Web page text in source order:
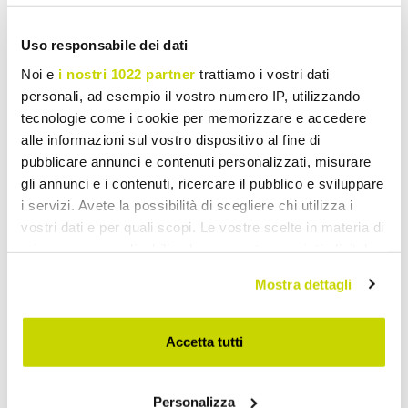
Uso responsabile dei dati
Noi e i nostri 1022 partner trattiamo i vostri dati
personali, ad esempio il vostro numero IP, utilizzando
tecnologie come i cookie per memorizzare e accedere
alle informazioni sul vostro dispositivo al fine di
pubblicare annunci e contenuti personalizzati, misurare
gli annunci e i contenuti, ricercare il pubblico e sviluppare
i servizi. Avete la possibilità di scegliere chi utilizza i
vostri dati e per quali scopi. Le vostre scelte in materia di
modificare o revocare il proprio consenso in qualsiasi
momento dalla Dichiarazione sui cookie o facendo clic
sull'icona di attivazione della privacy.
raccogliere informazioni sulla tua posizione
Mostra dettagli
Accetta tutti
Personalizza
VIADURINI TAPS
Bateria zlewozmywakowa
z regulowaną mosiężną
rurą Made in Italy - Cory
zł 1.721,33
VIADURINI TAPS
Bateria umywalkowa z
mosiądzu z ręcznym
prysznicem Made in Italy -
Kalimo
zł 1.968,20